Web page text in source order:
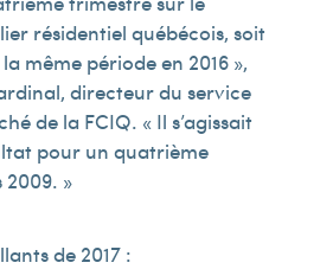
résidentiel québécois, soit
la même période en 2016 »,
directeur du service
de la FCIQ. « Il s’agissait
pour un quatrième
»
de 2017 :